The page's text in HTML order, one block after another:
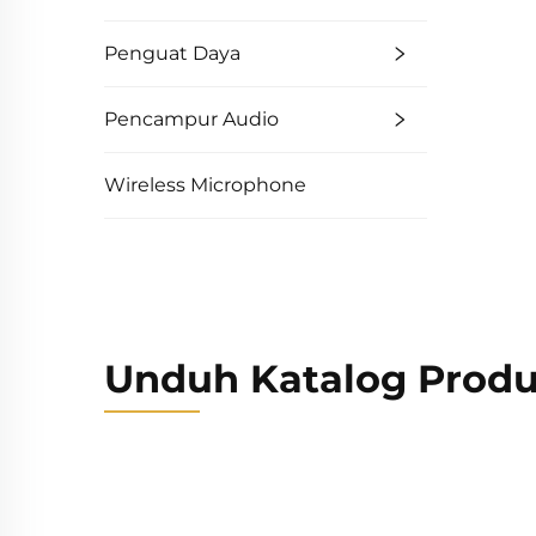
Penguat Daya
Pencampur Audio
Wireless Microphone
Unduh Katalog